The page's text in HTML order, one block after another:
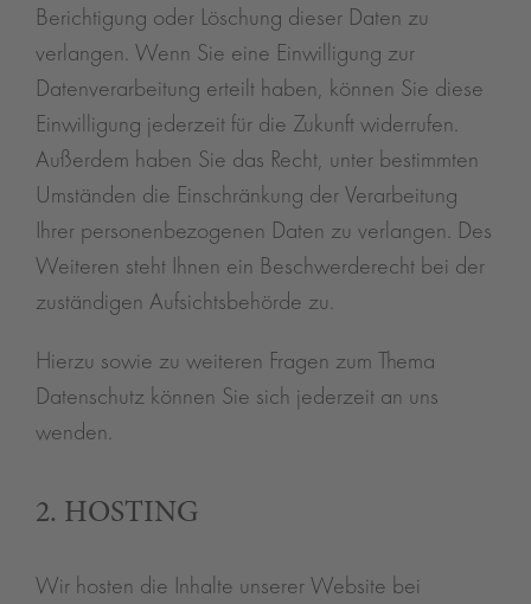
Berichtigung oder Löschung dieser Daten zu
verlangen. Wenn Sie eine Einwilligung zur
Datenverarbeitung erteilt haben, können Sie diese
Einwilligung jederzeit für die Zukunft widerrufen.
Außerdem haben Sie das Recht, unter bestimmten
Umständen die Einschränkung der Verarbeitung
Ihrer personenbezogenen Daten zu verlangen. Des
Weiteren steht Ihnen ein Beschwerderecht bei der
zuständigen Aufsichtsbehörde zu.
Hierzu sowie zu weiteren Fragen zum Thema
Datenschutz können Sie sich jederzeit an uns
wenden.
2. HOSTING
Wir hosten die Inhalte unserer Website bei